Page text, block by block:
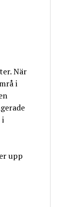
När
i
i
upp